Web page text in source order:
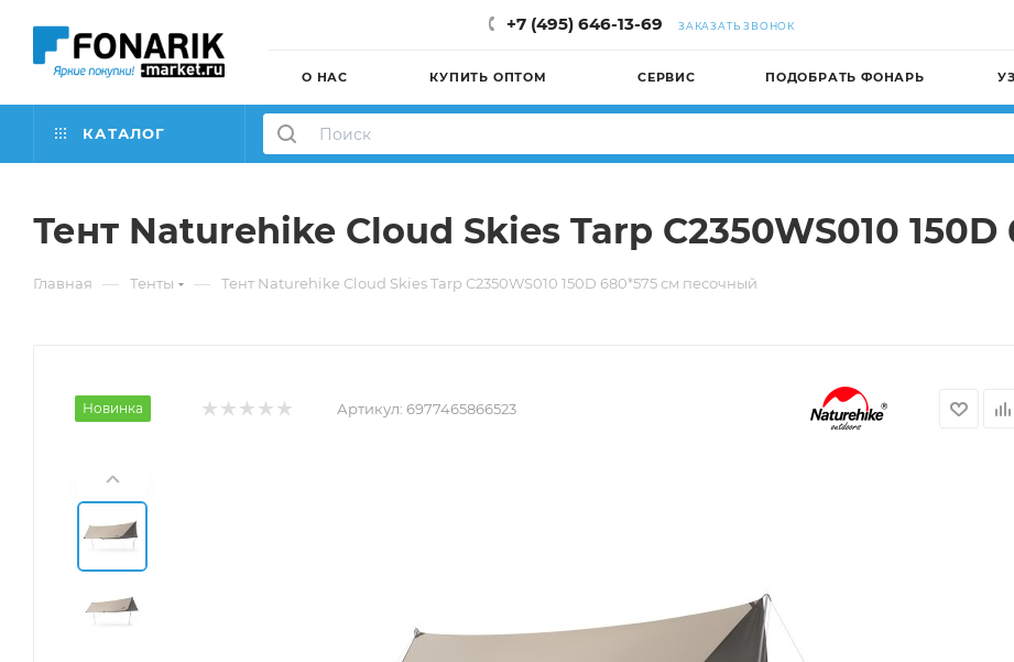
+7 (495) 646-13-69 ЗАКАЗАТЬ ЗВОНОК
О НАС КУПИТЬ ОПТОМ СЕРВИС ПОДОБРАТЬ ФОНАРЬ
КАТАЛОГ
Тент Naturehike Cloud Skies Tarp C2350WS010
Главная — Тенты — Тент Naturehike Cloud Skies Tarp C2350WS010 150D 680*575 см песочный
Новинка Артикул: 6977465866523